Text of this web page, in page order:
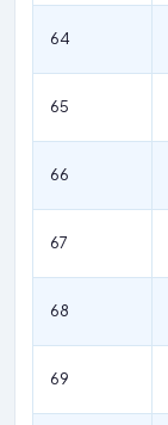
64
65
66
67
68
69